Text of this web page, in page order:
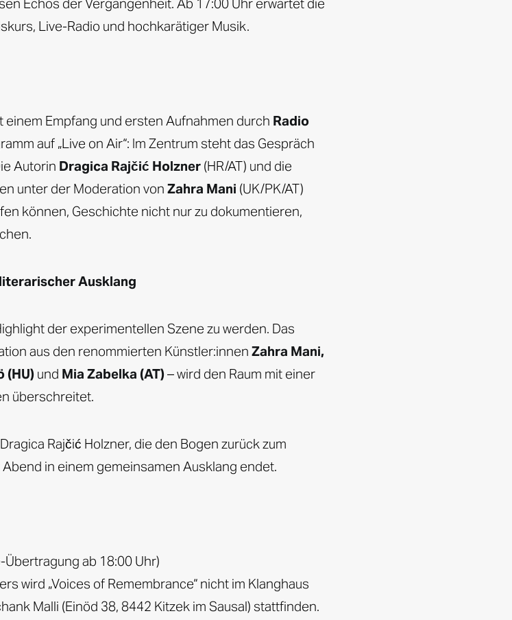
Echos der Vergangenheit. Ab 17:00 Uhr erwartet die
Live-Radio und hochkarätiger Musik.
Empfang und ersten Aufnahmen durch Radio
auf „Live on Air“: Im Zentrum steht das Gespräch
Autorin Dragica Rajčić Holzner (HR/AT) und die
unter der Moderation von Zahra Mani (UK/PK/AT)
können, Geschichte nicht nur zu dokumentieren,
Ausklang
der experimentellen Szene zu werden. Das
aus den renommierten Künstler:innen Zahra Mani,
(HU) und Mia Zabelka (AT)– wird den Raum mit einer
überschreitet.
Rajčić Holzner, die den Bogen zurück zum
in einem gemeinsamen Ausklang endet.
Übertragung ab 18:00 Uhr)
wird „Voices of Remembrance“ nicht im Klanghaus
Malli (Einöd 38, 8442 Kitzek im Sausal) stattfinden.